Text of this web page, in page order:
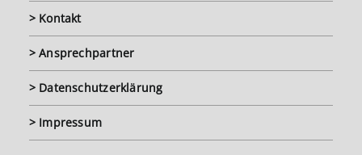
> Kontakt
> Ansprechpartner
> Datenschutzerklärung
> Impressum